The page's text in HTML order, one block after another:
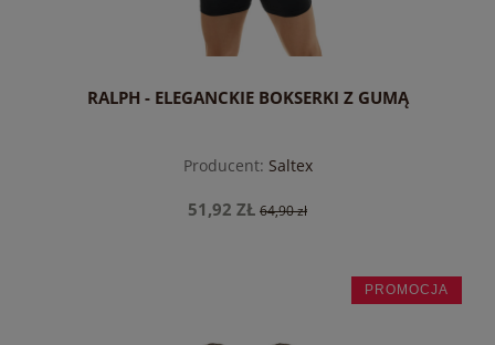
RALPH - ELEGANCKIE BOKSERKI Z GUMĄ
Producent: Saltex
51,92 ZŁ 64,90 zł
PROMOCJA